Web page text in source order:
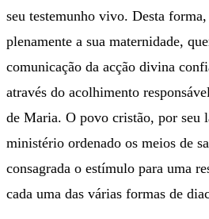
seu testemunho vivo. Desta
plenamente a sua maternidade,
comunicação da acção divina
através do acolhimento
de Maria. O povo cristão, por seu
ministério ordenado os meios de
consagrada o estímulo para uma
cada uma das várias formas de